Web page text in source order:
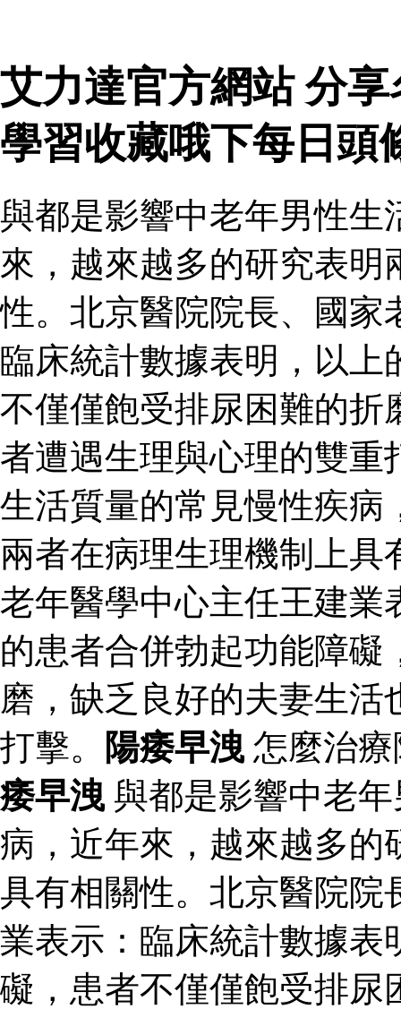
艾力達官方網站 分
學習收藏哦下每日頭
與都是影響中老年男性生
來，越來越多的研究表
性。北京醫院院長、國家
臨床統計數據表明，以上
不僅僅飽受排尿困難的折
者遭遇生理與心理的雙重
生活質量的常見慢性疾病
兩者在病理生理機制上
老年醫學中心主任王建業
的患者合併勃起功能障
磨，缺乏良好的夫妻生
打擊。
陽痿早洩 怎麼治
痿早洩 與都是影響中老
病，近年來，越來越多的
具有相關性。北京醫院院
業表示：臨床統計數據表
礙，患者不僅僅飽受排尿